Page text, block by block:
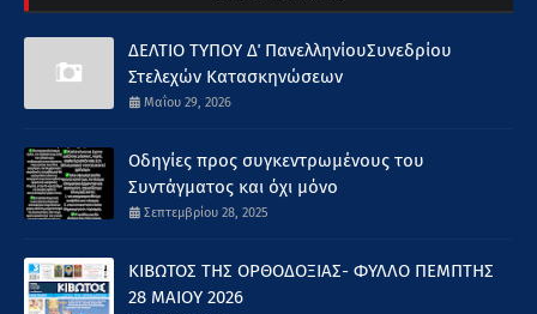
ΔΕΛΤΙΟ ΤΥΠΟΥ Δ΄ ΠανελληνίουΣυνεδρίου
Στελεχών Κατασκηνώσεων
Μαΐου 29, 2026
Οδηγίες προς συγκεντρωμένους του
Συντάγματος και όχι μόνο
Σεπτεμβρίου 28, 2025
ΚΙΒΩΤΟΣ ΤΗΣ ΟΡΘΟΔΟΞΙΑΣ- ΦΥΛΛΟ ΠΕΜΠΤΗΣ
28 ΜΑΙΟΥ 2026